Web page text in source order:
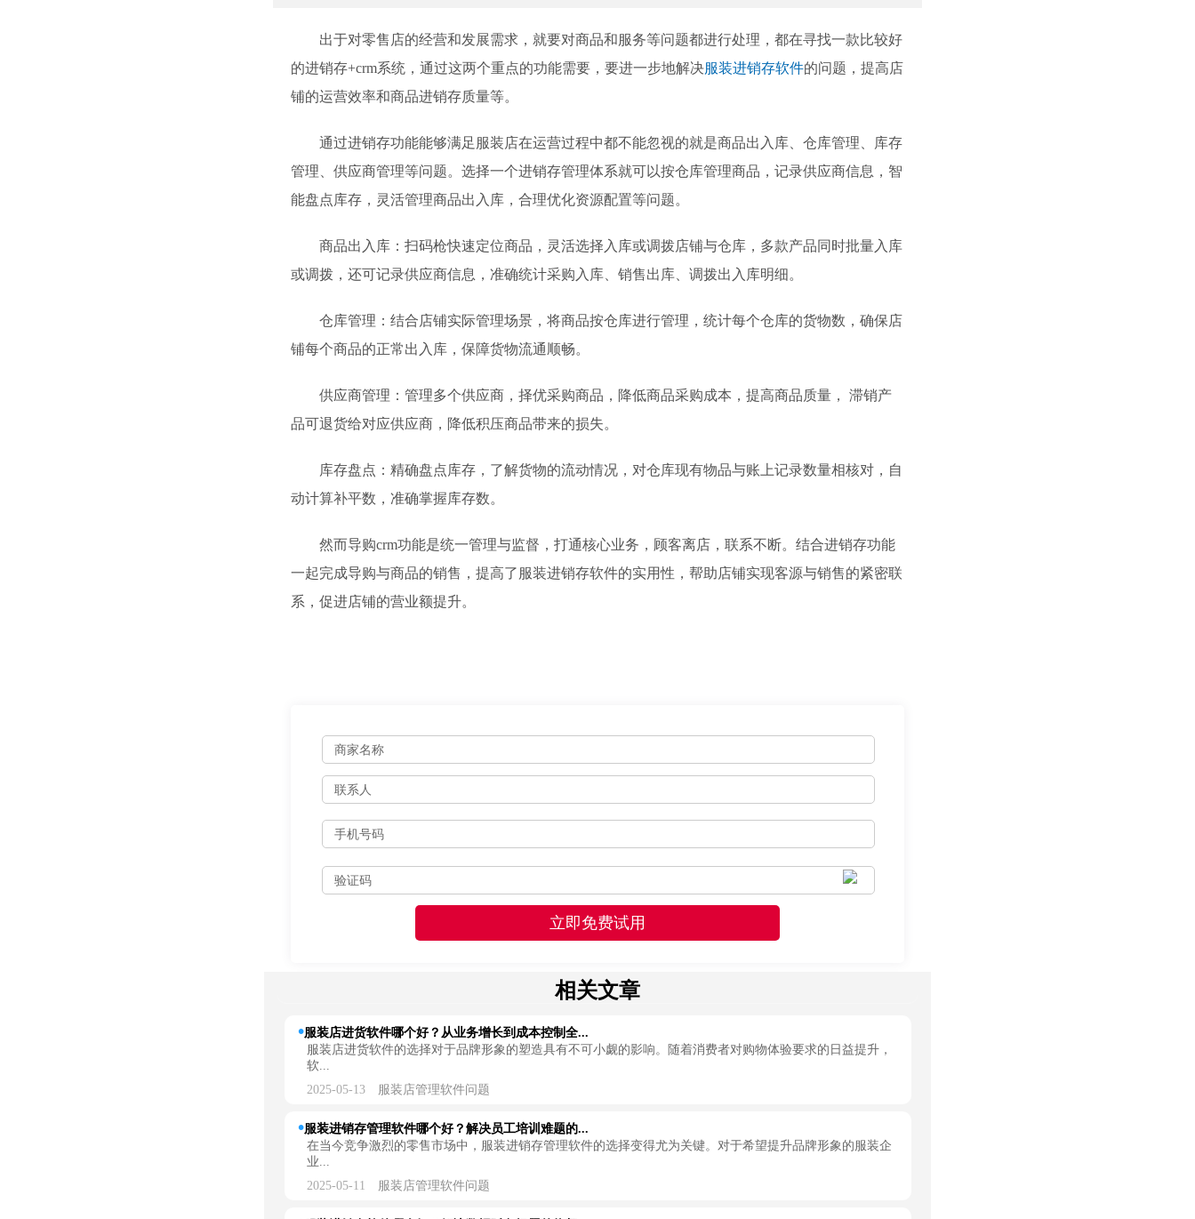
出于对零售店的经营和发展需求，就要对商品和服务等问题都进行处理，都在寻找一款比较好
的进销存+crm系统，通过这两个重点的功能需要，要进一步地解决服装进销存软件的问题，提高店
铺的运营效率和商品进销存质量等。
通过进销存功能能够满足服装店在运营过程中都不能忽视的就是商品出入库、仓库管理、库存
管理、供应商管理等问题。选择一个进销存管理体系就可以按仓库管理商品，记录供应商信息，智
能盘点库存，灵活管理商品出入库，合理优化资源配置等问题。
商品出入库：扫码枪快速定位商品，灵活选择入库或调拨店铺与仓库，多款产品同时批量入库
或调拨，还可记录供应商信息，准确统计采购入库、销售出库、调拨出入库明细。
仓库管理：结合店铺实际管理场景，将商品按仓库进行管理，统计每个仓库的货物数，确保店
铺每个商品的正常出入库，保障货物流通顺畅。
供应商管理：管理多个供应商，择优采购商品，降低商品采购成本，提高商品质量， 滞销产
品可退货给对应供应商，降低积压商品带来的损失。
库存盘点：精确盘点库存，了解货物的流动情况，对仓库现有物品与账上记录数量相核对，自
动计算补平数，准确掌握库存数。
然而导购crm功能是统一管理与监督，打通核心业务，顾客离店，联系不断。结合进销存功能
一起完成导购与商品的销售，提高了服装进销存软件的实用性，帮助店铺实现客源与销售的紧密联
系，促进店铺的营业额提升。
相关文章
服装店进货软件哪个好？从业务增长到成本控制全...
服装店进货软件的选择对于品牌形象的塑造具有不可小觑的影响。随着消费者对购物体验要求的日益提升，
软...
2025-05-13 服装店管理软件问题
服装进销存管理软件哪个好？解决员工培训难题的...
在当今竞争激烈的零售市场中，服装进销存管理软件的选择变得尤为关键。对于希望提升品牌形象的服装企
业...
2025-05-11 服装店管理软件问题